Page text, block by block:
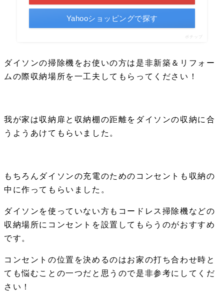
Yahooショッピングで探す
ポチップ
ダイソンの掃除機をお使いの方は是非新築＆リフォー
ムの際収納場所を一工夫してもらってください！
我が家は収納扉と収納棚の距離をダイソンの収納に合
うようあけてもらいました。
もちろんダイソンの充電のためのコンセントも収納の
中に作ってもらいました。
ダイソンを使っていない方もコードレス掃除機などの
収納場所にコンセントを設置してもらうのがおすすめ
です。
コンセントの位置を決めるのはお家の打ち合わせ時と
ても悩むことの一つだと思うので是非参考にしてくだ
さい！